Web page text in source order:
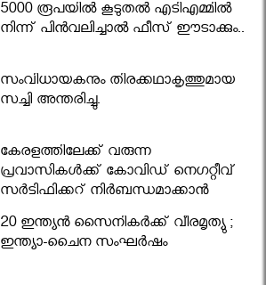
5000 രൂപയിൽ കൂടുതൽ എടിഎമ്മിൽ
നിന്ന് പിൻവലിച്ചാൽ ഫീസ് ഈടാക്കും..
സംവിധായകനും തിരക്കഥാകൃത്തുമായ
സച്ചി അന്തരിച്ചു.
കേരളത്തിലേക്ക് വരുന്ന
പ്രവാസികള്‍ക്ക് കോവിഡ് നെഗറ്റീവ്
സര്‍ട്ടിഫിക്കറ്റ് നിർബന്ധമാക്കാൻ
മന്ത്രിസഭ
20 ഇന്ത്യൻ സൈനികർക്ക് വീരമൃത്യു ;
ഇന്ത്യാ-ചൈന സംഘർഷം